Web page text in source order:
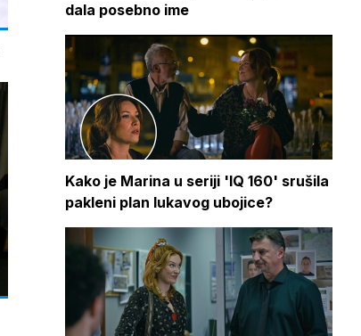
dala posebno ime
Kako je Marina u seriji 'IQ 160' srušila
pakleni plan lukavog ubojice?